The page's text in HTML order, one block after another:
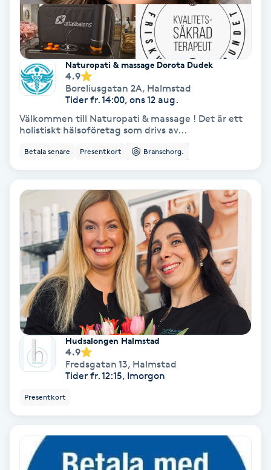
Hårborttagning
Hårbottenbehandling
Hårförlängning
Hårvård
Hälsprickor
Idrottsmassage
IPL hårborttagning
IR-massage
Japansk massage
K18
Naturopati & massage Dorota Dudek
4.9
Boreliusgatan 2A, Halmstad
Tider fr. 14:00, ons 12 aug.
Välkommen till Naturopati & massage ! Det är ett
holistiskt hälsoföretag som drivs av...
Betala senare Presentkort Branschorg.
Hudsalongen Halmstad
4.9
Fredsgatan 13, Halmstad
Tider fr. 12:15, Imorgon
Presentkort